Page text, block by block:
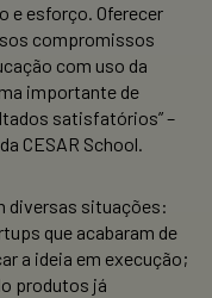
e esforço. Oferecer
compromissos
com uso da
importante de
satisfatórios” –
CESAR School.
diversas situações:
que acabaram de
a ideia em execução;
produtos já